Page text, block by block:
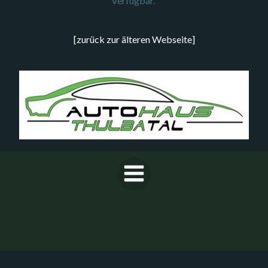
[zurück zur älteren Webseite]